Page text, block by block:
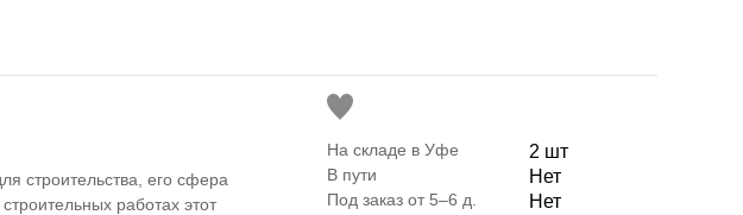
строительства, его сфера
работах этот
На складе в Уфе 2 шт
В пути Нет
Под заказ от 5–6 д. Нет